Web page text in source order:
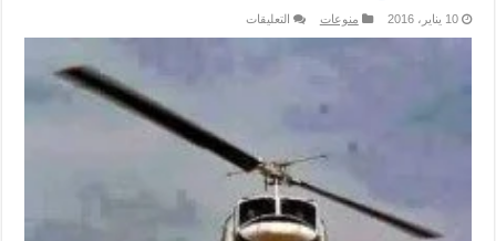
10 يناير، 2016 منوعات التعليقات
المسيحيين
بالعيد
مغلقة